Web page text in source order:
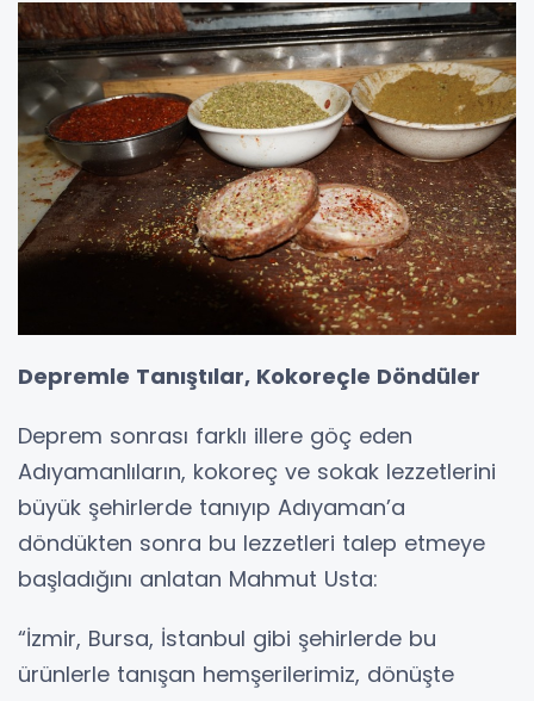
Depremle Tanıştılar, Kokoreçle Döndüler
Deprem sonrası farklı illere göç eden
Adıyamanlıların, kokoreç ve sokak lezzetlerini
büyük şehirlerde tanıyıp Adıyaman’a
döndükten sonra bu lezzetleri talep etmeye
başladığını anlatan Mahmut Usta:
“İzmir, Bursa, İstanbul gibi şehirlerde bu
ürünlerle tanışan hemşerilerimiz, dönüşte